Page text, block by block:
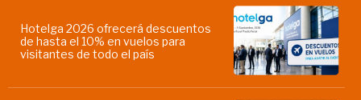
Hotelga 2026 ofrecerá descuentos
de hasta el 10% en vuelos para
visitantes de todo el país